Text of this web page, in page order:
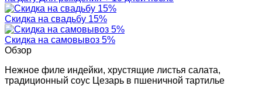
Скидка на свадьбу 15%
Скидка на самовывоз 5%
Обзор
Нежное филе индейки, хрустящие листья салата,
традиционный соус Цезарь в пшеничной тартилье